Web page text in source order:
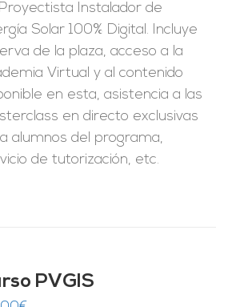
Instalador de
Solar 100% Digital. Incluye
de la plaza, acceso a la
Virtual y al contenido
en esta, asistencia a las
en directo exclusivas
alumnos del programa,
de tutorización, etc.
PVGIS